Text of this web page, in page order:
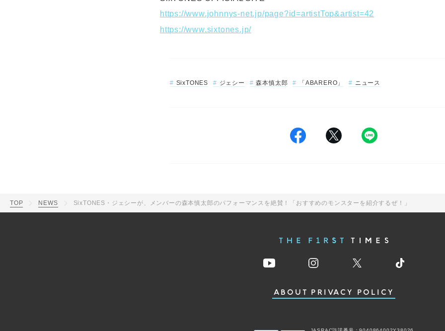
https://www.johnnys-net.jp/page?id=artistTop&artist=42
https://www.sixtones.jp/
SixTONES ジェシー 森本慎太郎 「ABARERO」 ニュース
TOP NEWS SixTONES・ジェシーが、メンバーの森本慎太郎のパフォーマンスを絶賛！「おすすめのモンスターを紹介するぜ！」
ABOUT PRIVACY POLICY